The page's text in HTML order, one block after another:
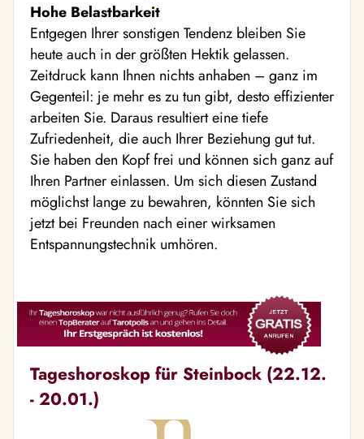
Hohe Belastbarkeit
Entgegen Ihrer sonstigen Tendenz bleiben Sie
heute auch in der größten Hektik gelassen.
Zeitdruck kann Ihnen nichts anhaben – ganz im
Gegenteil: je mehr es zu tun gibt, desto effizienter
arbeiten Sie. Daraus resultiert eine tiefe
Zufriedenheit, die auch Ihrer Beziehung gut tut.
Sie haben den Kopf frei und können sich ganz auf
Ihren Partner einlassen. Um sich diesen Zustand
möglichst lange zu bewahren, könnten Sie sich
jetzt bei Freunden nach einer wirksamen
Entspannungstechnik umhören.
Tageshoroskop für Steinbock (22.12.
- 20.01.)